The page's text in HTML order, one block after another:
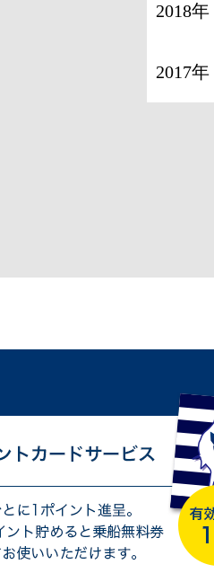
2018年
2017年